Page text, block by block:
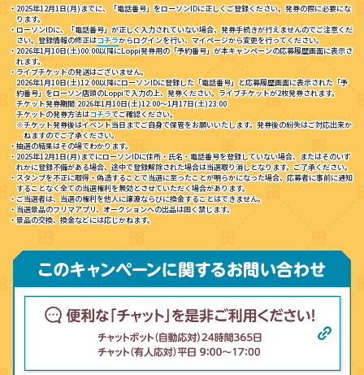
・2025年12月1日(月)までに、「電話番号」をローソンIDに正しくご登録ください。発券の際に必要にな
ります。
・ローソンIDに、「電話番号」が正しく入力されていない場合、発券手続きが行えませんのでご注意くだ
さい。登録情報の修正はコチラからログインを行い、マイページから変更を行ってください。
・2026年1月10日(土)00:00以降にLoppi発券用の「予約番号」が本キャンペーンの応募履歴画面に表示さ
れます。
・ライブチケットの発送はございません。
2026年1月10日(土)12:00以降にローソンIDに登録した「電話番号」と応募履歴画面に表示された「予
約番号」をローソン店頭のLoppiで入力の上、発券ください。ライブチケットが2枚発券されます。
チケット発券期間:2026年1月10日(土)12:00～1月17日(土)23:00
チケットの発券方法はコチラでご確認ください。
※チケット発券後はイベント当日までご自身で保管をお願いいたします。発券後の紛失はご対応出来か
ねますのでご了承ください。
・抽選の結果はその場でわかります。
・2025年12月1日(月)までにローソンIDに住所・氏名・電話番号を登録していない場合、またはそのいず
れかに登録不備がある場合、途中で登録解除された場合は当選取り消しとなります。ご了承ください。
・スタンプを不正に取得・偽造することで当選に至ったことが明らかになった場合、応募者に事前に通知
することなく全ての当選権利を無効とさせていただく場合があります。
・ご当選者は、当選の権利を他人に譲渡ならびに換金することはできません。
・当選景品のフリマアプリ、オークションへの出品は固く禁じます。
・景品の交換、換金などには応じかねます。